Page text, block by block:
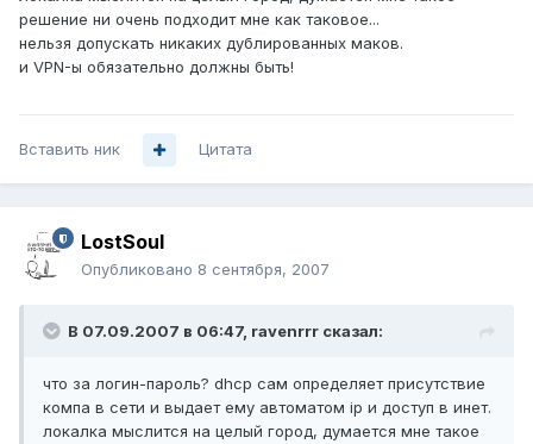
решение ни очень подходит мне как таковое...
нельзя допускать никаких дублированных маков.
и VPN-ы обязательно должны быть!
Вставить ник Цитата
LostSoul
Опубликовано 8 сентября, 2007
В 07.09.2007 в 06:47, ravenrrr сказал:
что за логин-пароль? dhcp сам определяет присутствие
компа в сети и выдает ему автоматом ip и доступ в инет.
локалка мыслится на целый город, думается мне такое